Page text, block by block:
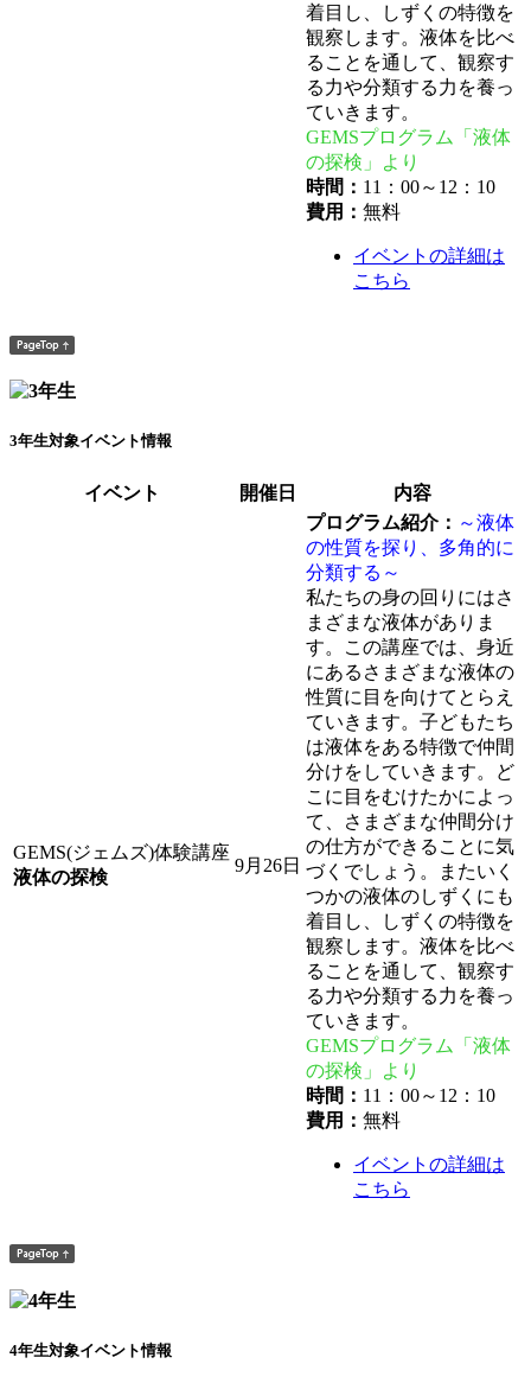
着目し、しずくの特徴を
観察します。液体を比べ
ることを通して、観察す
る力や分類する力を養っ
ていきます。
GEMSプログラム「液体
の探検」より
時間： 11：00～12：10
費用： 無料
イベントの詳細は
こちら
3年生対象イベント情報
イベント 開催日 内容
GEMS(ジェムズ)体験講座
液体の探検
9月26日
プログラム紹介： ～液体
の性質を探り、多角的に
分類する～
私たちの身の回りにはさ
まざまな液体がありま
す。この講座では、身近
にあるさまざまな液体の
性質に目を向けてとらえ
ていきます。子どもたち
は液体をある特徴で仲間
分けをしていきます。ど
こに目をむけたかによっ
て、さまざまな仲間分け
の仕方ができることに気
づくでしょう。またいく
つかの液体のしずくにも
着目し、しずくの特徴を
観察します。液体を比べ
ることを通して、観察す
る力や分類する力を養っ
ていきます。
GEMSプログラム「液体
の探検」より
時間： 11：00～12：10
費用： 無料
イベントの詳細は
こちら
4年生対象イベント情報